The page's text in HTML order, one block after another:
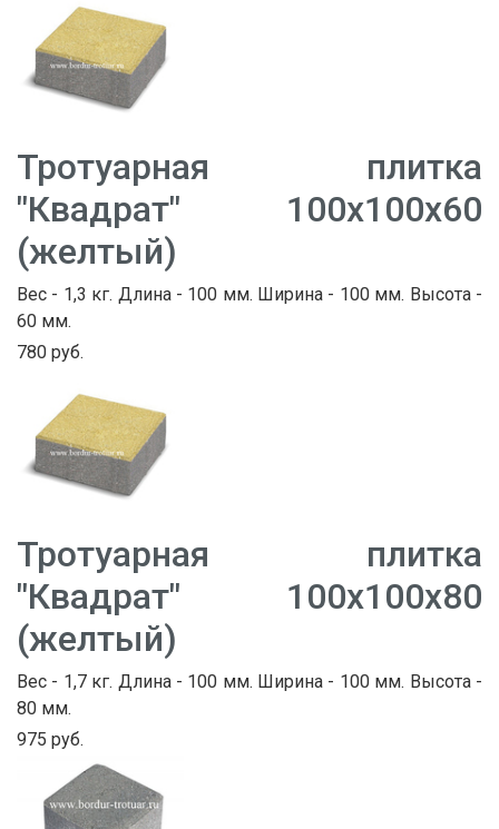
Тротуарная плитка
"Квадрат" 100х100х60
(желтый)
Вес - 1,3 кг. Длина - 100 мм. Ширина - 100 мм. Высота -
60 мм.
780 руб.
Тротуарная плитка
"Квадрат" 100х100х80
(желтый)
Вес - 1,7 кг. Длина - 100 мм. Ширина - 100 мм. Высота -
80 мм.
975 руб.